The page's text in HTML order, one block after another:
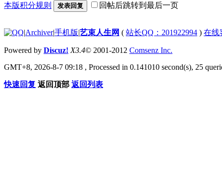
本版积分规则 发表回复 回帖后跳转到最后一页
|Archiver|手机版|艺束人生网 ( 站长QQ：201922994 ) 在线
Powered by Discuz! X3.4© 2001-2012 Comsenz Inc.
GMT+8, 2026-8-7 09:18 , Processed in 0.141010 second(s), 25
快速回复 返回顶部 返回列表